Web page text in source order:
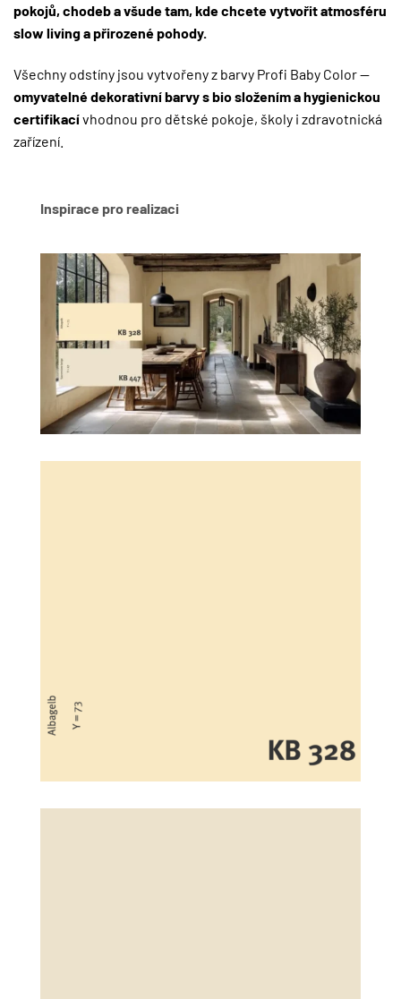
pokojů, chodeb a všude tam, kde chcete vytvořit atmosféru
slow living a přirozené pohody.
Všechny odstíny jsou vytvořeny z barvy Profi Baby Color —
omyvatelné dekorativní barvy s bio složením a hygienickou
certifikacívhodnou pro dětské pokoje, školy i zdravotnická
zařízení.
Inspirace pro realizaci